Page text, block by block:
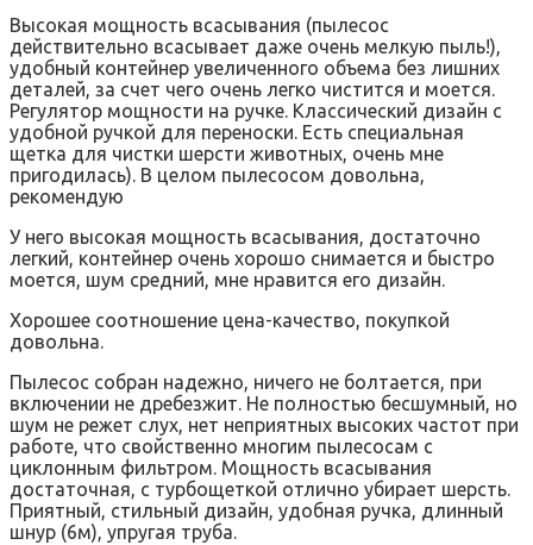
Высокая мощность всасывания (пылесос
действительно всасывает даже очень мелкую пыль!),
удобный контейнер увеличенного объема без лишних
деталей, за счет чего очень легко чистится и моется.
Регулятор мощности на ручке. Классический дизайн с
удобной ручкой для переноски. Есть специальная
щетка для чистки шерсти животных, очень мне
пригодилась). В целом пылесосом довольна,
рекомендую
У него высокая мощность всасывания, достаточно
легкий, контейнер очень хорошо снимается и быстро
моется, шум средний, мне нравится его дизайн.
Хорошее соотношение цена-качество, покупкой
довольна.
Пылесос собран надежно, ничего не болтается, при
включении не дребезжит. Не полностью бесшумный, но
шум не режет слух, нет неприятных высоких частот при
работе, что свойственно многим пылесосам с
циклонным фильтром. Мощность всасывания
достаточная, с турбощеткой отлично убирает шерсть.
Приятный, стильный дизайн, удобная ручка, длинный
шнур (6м), упругая труба.